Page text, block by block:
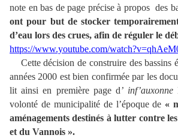
note en bas de page précise à propos des
ont pour but de stocker
d’eau lors des crues, afin de réguler le
https://www.youtube.com/
Cette décision de construire des bassins
années 2000 est bien confirmée par les
lit ainsi en première page d’ inf’auxonne
volonté de municipalité de l’époque de «
aménagements destinés à lutter contre
et du Vannois ».